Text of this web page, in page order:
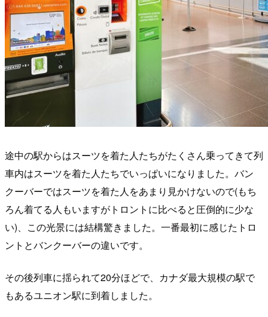
途中の駅からはスーツを着た人たちがたくさん乗ってきて列
車内はスーツを着た人たちでいっぱいになりました。バン
クーバーではスーツを着た人をあまり見かけないので(もち
ろん着てる人もいますがトロントに比べると圧倒的に少な
い)、この光景には結構驚きました。一番最初に感じたトロ
ントとバンクーバーの違いです。
その後列車に揺られて20分ほどで、カナダ最大規模の駅で
もあるユニオン駅に到着しました。